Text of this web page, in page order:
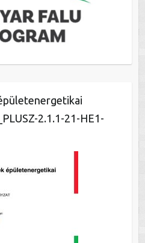
2.1.1-21-HE1-